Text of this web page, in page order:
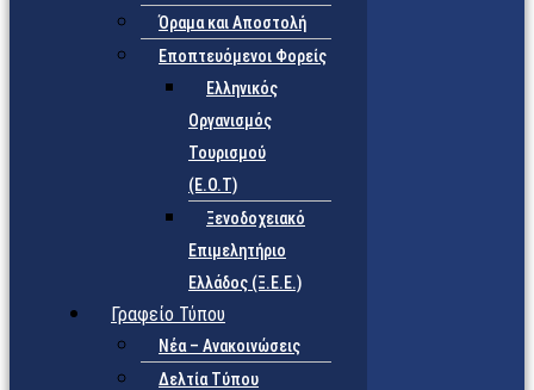
Όραμα και Αποστολή
Εποπτευόμενοι Φορείς
Eλληνικός
Οργανισμός
Τουρισμού
(Ε.Ο.Τ)
Ξενοδοχειακό
Επιμελητήριο
Ελλάδος (Ξ.Ε.Ε.)
Γραφείο Τύπου
Νέα – Ανακοινώσεις
Δελτία Τύπου